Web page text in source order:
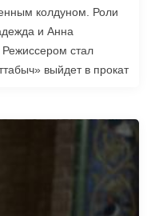
колдуном. Роли
и Анна
стал
выйдет в прокат